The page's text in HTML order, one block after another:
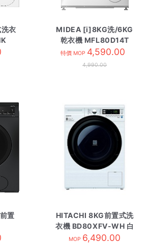
衣
MIDEA [i]8KG洗/6KG
乾衣機 MFL80D14T
特價 MOP 4,590.00
4,990.00
置
HITACHI 8KG前置式洗
衣機 BD80XFV-WH 白
MOP 6,490.00